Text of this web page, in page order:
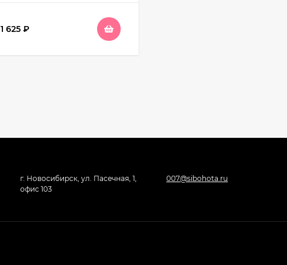
1 625 ₽
г. Новосибирск, ул. Пасечная, 1,
офис 103
007@sibohota.ru